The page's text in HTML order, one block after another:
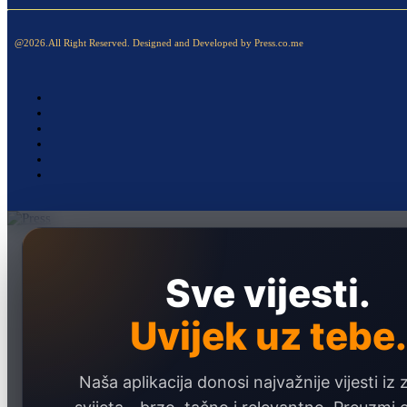
@2026.All Right Reserved. Designed and Developed by Press.co.me
Sve vijesti.
Uvijek uz tebe.
Naša aplikacija donosi najvažnije vijesti iz